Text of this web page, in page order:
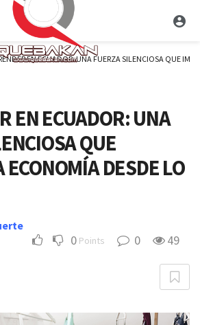
EN ECUADOR: UNA FUERZA SILENCIOSA QUE
EN ECUADOR: UNA
QUE
DESDE LO
0 Points 0 49